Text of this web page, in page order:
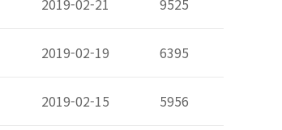
2019-02-21 9525
2019-02-19 6395
2019-02-15 5956